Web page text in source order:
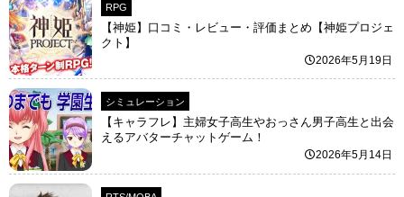
RPG
【神姫】口コミ・レビュー・評価まとめ【神姫プロジェ
クト】
2026年5月19日
シミュレーション
【キャラフレ】主婦女子高生やおっさん男子高生と出会
えるアバターチャットゲーム！
2026年5月14日